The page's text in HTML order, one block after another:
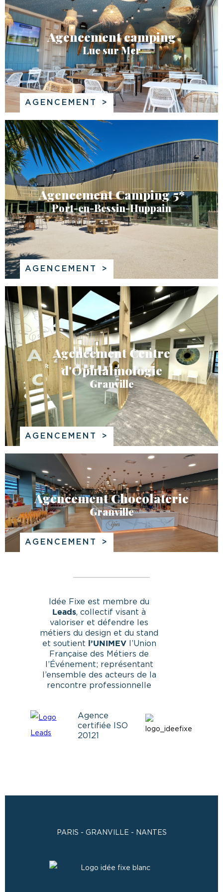
Agencement camping
Luc sur Mer
AGENCEMENT
Agencement Camping 5*
Port-en-Bessin-Huppain
AGENCEMENT
Agencement Centre
d'Ophtalmologie
Granville
AGENCEMENT
Agencement Chocolaterie
Granville
AGENCEMENT
Idée Fixe est membre du
Leads, collectif visant à
valoriser et défendre les
métiers du design et du stand
et soutient
l’UNIMEVl’Union
Française des Métiers de
l’Événement; représentant
l’ensemble des acteurs de la
rencontre professionnelle
Agence
certifiée ISO
20121
PARIS - GRANVILLE - NANTES